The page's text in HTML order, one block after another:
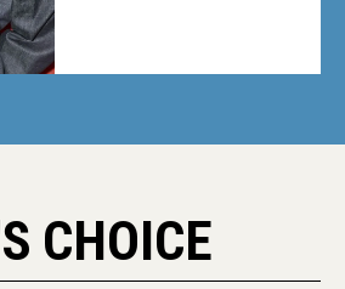
CHOICE